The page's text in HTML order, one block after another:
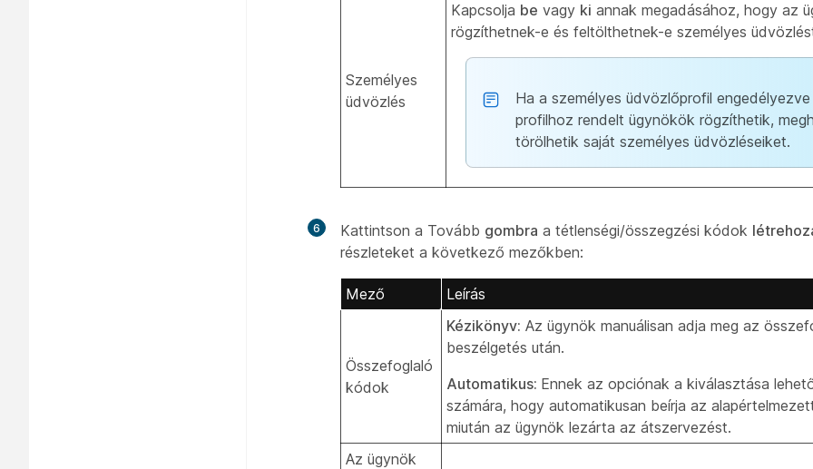
Személyes
üdvözlés
Kapcsolja be vagy ki annak megadásához, hogy az
rögzíthetnek-e és feltölthetnek-e személyes
Ha a személyes üdvözlőprofil
profilhoz rendelt ügynökök rögzíthetik,
törölhetik saját személyes üdvözléseiket.
6 Kattintson a Tovább gombra a tétlenségi/összegzési kódok
részleteket a következő mezőkben:
Mező Leírás
Összefoglaló
kódok
Kézikönyv: Az ügynök manuálisan adja meg az
beszélgetés után.
Automatikus: Ennek az opciónak a kiválasztása
számára, hogy automatikusan beírja az
miután az ügynök lezárta az átszervezést.
Az ügynök